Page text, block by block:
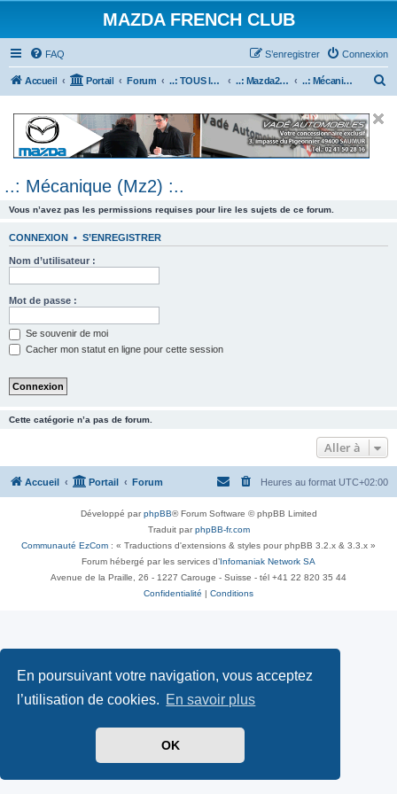
En poursuivant votre navigation, vous acceptez
l’utilisation de cookies. En savoir plus
OK
MAZDA FRENCH CLUB
FAQ Connexion
S’enregistrer
Accueil Portail Forum ..: TOUS les Véhicules MAZDA :.. ..: Mazda2 :.. ..: Mécanique (Mz2) :..
e
..: Mécanique (Mz2) :..
Vous n’avez pas les permissions requises pour lire les sujets de ce forum.
CONNEXION • S’ENREGISTRER
Nom d’utilisateur :
Mot de passe :
Se souvenir de moi
Cacher mon statut en ligne pour cette session
Cette catégorie n’a pas de forum.
Aller à
Accueil Portail Forum Heures au format UTC+02:00
Développé parphpBB® Forum Software © phpBB Limited
Traduit parphpBB-fr.com
Communauté EzCom : « Traductions d'extensions & styles pour phpBB 3.2.x & 3.3.x »
Forum hébergé par les services d’ Infomaniak Network SA
Avenue de la Praille, 26 - 1227 Carouge - Suisse - tél +41 22 820 35 44
Confidentialité
Conditions